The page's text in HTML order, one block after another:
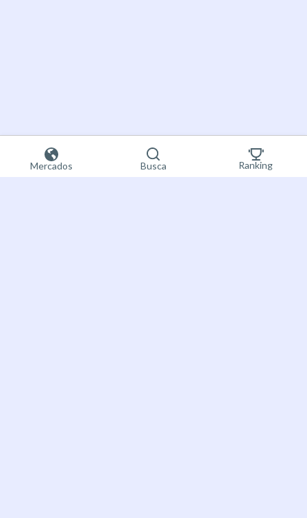
Mercados Busca Ranking